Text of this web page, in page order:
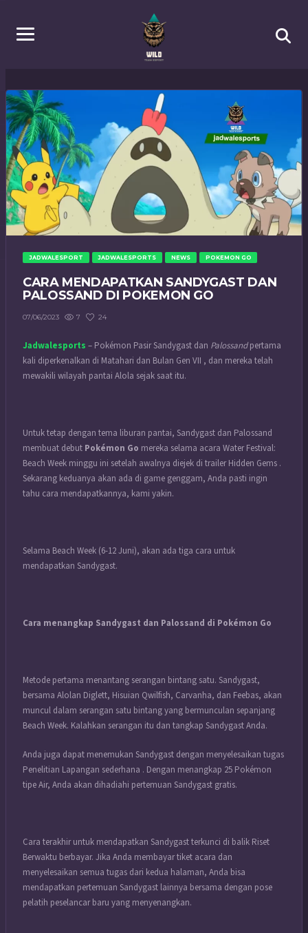
JADWALESPORT JADWALESPORTS NEWS POKEMON GO
CARA MENDAPATKAN SANDYGAST DAN
PALOSSAND DI POKEMON GO
07/06/2023 7 24
Jadwalesports – Pokémon Pasir Sandygast dan Palossandpertama
kali diperkenalkan di Matahari dan Bulan Gen VII , dan mereka telah
mewakili wilayah pantai Alola sejak saat itu.
Untuk tetap dengan tema liburan pantai, Sandygast dan Palossand
membuat debut Pokémon Go mereka selama acara Water Festival:
Beach Week minggu ini setelah awalnya diejek di trailer Hidden Gems .
Sekarang keduanya akan ada di game genggam, Anda pasti ingin
tahu cara mendapatkannya, kami yakin.
Selama Beach Week (6-12 Juni), akan ada tiga cara untuk
mendapatkan Sandygast.
Cara menangkap Sandygast dan Palossand di Pokémon Go
Metode pertama menantang serangan bintang satu. Sandygast,
bersama Alolan Diglett, Hisuian Qwilfish, Carvanha, dan Feebas, akan
muncul dalam serangan satu bintang yang bermunculan sepanjang
Beach Week. Kalahkan serangan itu dan tangkap Sandygast Anda.
Anda juga dapat menemukan Sandygast dengan menyelesaikan tugas
Penelitian Lapangan sederhana . Dengan menangkap 25 Pokémon
tipe Air, Anda akan dihadiahi pertemuan Sandygast gratis.
Cara terakhir untuk mendapatkan Sandygast terkunci di balik Riset
Berwaktu berbayar. Jika Anda membayar tiket acara dan
menyelesaikan semua tugas dari kedua halaman, Anda bisa
mendapatkan pertemuan Sandygast lainnya bersama dengan pose
pelatih peselancar baru yang menyenangkan.